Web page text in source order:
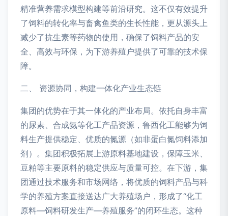
精准营养需求模型构建等前沿研究。这不仅有效提升
了饲料的转化率与畜禽鱼类的生长性能，更从源头上
减少了抗生素等药物的使用，确保了饲料产品的安
全、高效与环保，为下游养殖户提供了可靠的技术保
障。
二、 资源协同，构建一体化产业生态链
集团的优势在于其一体化的产业布局。依托自身丰富
的尿素、合成氨等化工产品资源，鲁西化工能够为饲
料生产提供稳定、优质的氮源（如非蛋白氮饲料添加
剂）。集团积极拓展上游原料基地建设，保障玉米、
豆粕等主要原料的稳定供应与质量可控。在下游，集
团通过技术服务和市场网络，将优质的饲料产品与科
学的养殖方案直接送达广大养殖场户，形成了“化工
原料—饲料研发生产—养殖服务”的闭环生态。这种